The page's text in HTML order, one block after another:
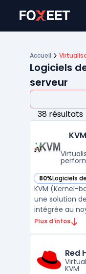
Accueil
Logiciels
serveur
38 résultats
80%Logiciels
— voir KVM
KVM (Kernel-
une solution
intégrée au
utilisateurs de
capacités de
Plus d’infos
Red
KVM